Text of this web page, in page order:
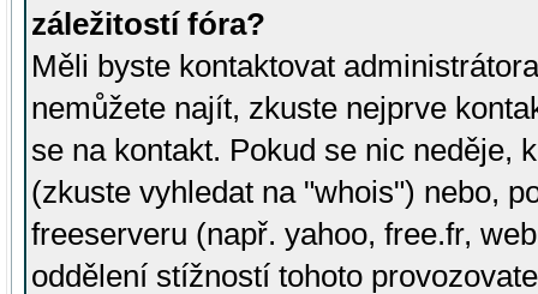
záležitostí fóra?
Měli byste kontaktovat
nemůžete najít, zkuste nejprve
se na kontakt. Pokud se nic neděje,
(zkuste vyhledat na "whois") nebo,
freeserveru (např. yahoo, free.fr,
oddělení stížností tohoto